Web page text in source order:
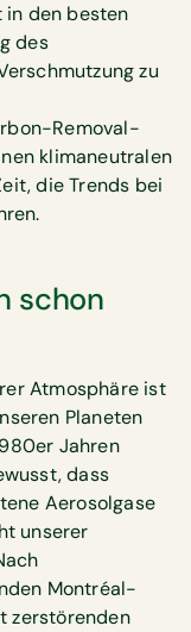
in den besten
des
zu
Removal-
klimaneutralen
die Trends bei
schon
Atmosphäre ist
Planeten
Jahren
dass
Aerosolgase
unserer
Montréal-
zerstörenden